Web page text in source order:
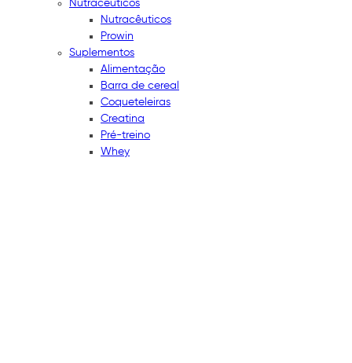
Nutracêuticos
Nutracêuticos
Prowin
Suplementos
Alimentação
Barra de cereal
Coqueteleiras
Creatina
Pré-treino
Whey